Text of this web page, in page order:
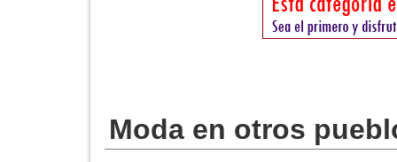
Moda en otros